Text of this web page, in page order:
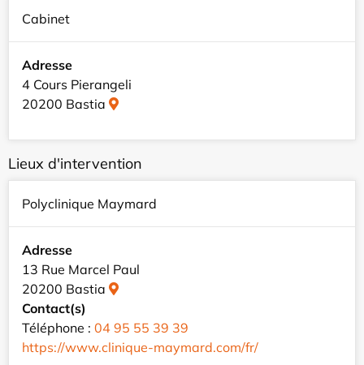
Cabinet
Adresse
4 Cours Pierangeli
20200 Bastia
Lieux d'intervention
Polyclinique Maymard
Adresse
13 Rue Marcel Paul
20200 Bastia
Contact(s)
Téléphone : 04 95 55 39 39
https://www.clinique-maymard.com/fr/